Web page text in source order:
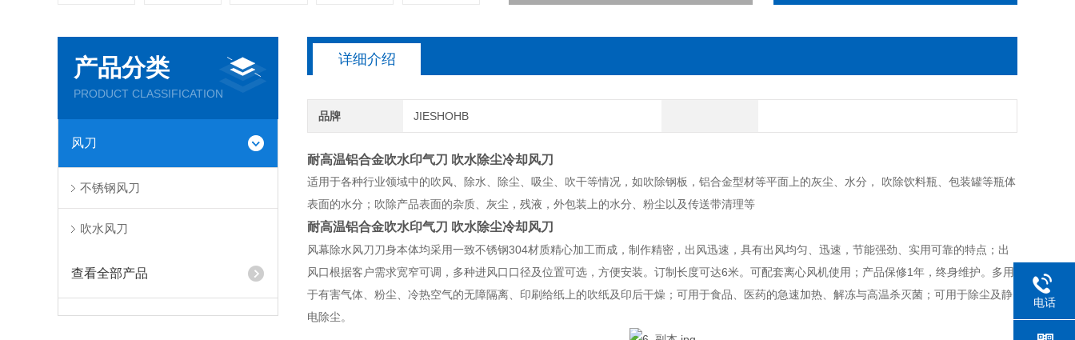
产品分类
PRODUCT CLASSIFICATION
风刀
不锈钢风刀
吹水风刀
查看全部产品
详细介绍
品牌 JIESHOHB
耐高温铝合金吹水印气刀 吹水除尘冷却风刀
适用于各种行业领域中的吹风、除水、除尘、吸尘、吹干等情况，如吹除钢板，铝合金型材等平面上的灰尘、水分， 吹除饮料瓶、包装罐等瓶体
表面的水分；吹除产品表面的杂质、灰尘，残液，外包装上的水分、粉尘以及传送带清理等
耐高温铝合金吹水印气刀 吹水除尘冷却风刀
风幕除水风刀刀身本体均采用一致不锈钢304材质精心加工而成，制作精密，出风迅速，具有出风均匀、迅速，节能强劲、实用可靠的特点；出
风口根据客户需求宽窄可调，多种进风口口径及位置可选，方便安装。订制长度可达6米。可配套离心风机使用；产品保修1年，终身维护。多用
于有害气体、粉尘、冷热空气的无障隔离、印刷给纸上的吹纸及印后干燥；可用于食品、医药的急速加热、解冻与高温杀灭菌；可用于除尘及静
电除尘。
电话